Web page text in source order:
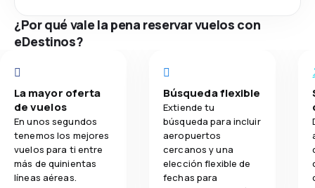
¿Por qué vale la pena reservar vuelos con
eDestinos?
La mayor oferta
de vuelos
En unos segundos
tenemos los mejores
vuelos para ti entre
más de quinientas
líneas aéreas.
Búsqueda flexible
Extiende tu
búsqueda para incluir
aeropuertos
cercanos y una
elección flexible de
fechas para